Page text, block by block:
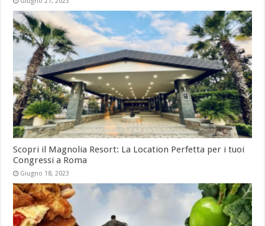
Scopri il Magnolia Resort: La Location Perfetta per i tuoi
Congressi a Roma
Giugno 18, 2023